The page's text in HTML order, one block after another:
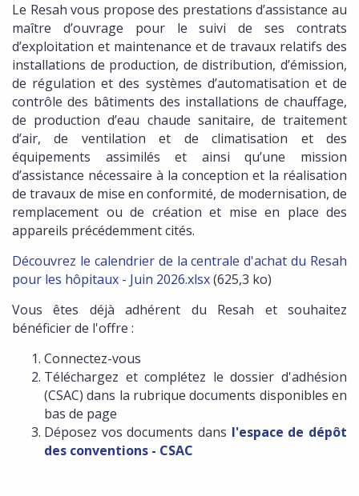
Le Resah vous propose des prestations d’assistance au
maître d’ouvrage pour le suivi de ses contrats
d’exploitation et maintenance et de travaux relatifs des
installations de production, de distribution, d’émission,
de régulation et des systèmes d’automatisation et de
contrôle des bâtiments des installations de chauffage,
de production d’eau chaude sanitaire, de traitement
d’air, de ventilation et de climatisation et des
équipements assimilés et ainsi qu’une mission
d’assistance nécessaire à la conception et la réalisation
de travaux de mise en conformité, de modernisation, de
remplacement ou de création et mise en place des
appareils précédemment cités.
Découvrez le calendrier de la centrale d'achat du Resah
pour les hôpitaux - Juin 2026.xlsx(625,3 ko)
Vous êtes déjà adhérent du Resah et souhaitez
bénéficier de l'offre :
Connectez-vous
Téléchargez et complétez le dossier d'adhésion
(CSAC) dans la rubrique documents disponibles en
bas de page
Déposez vos documents dans l'espace de dépôt
des conventions - CSAC